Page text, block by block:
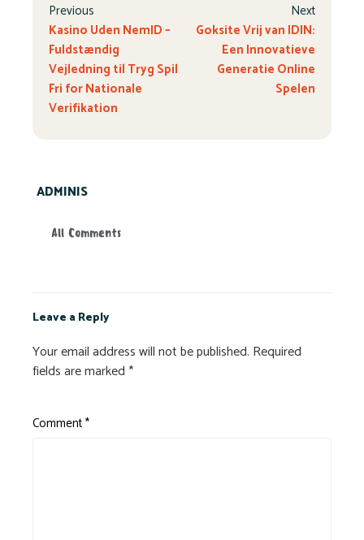
Previous
Kasino Uden NemID –
Fuldstændig
Vejledning til Tryg Spil
Fri for Nationale
Verifikation
Next
Goksite Vrij van IDIN:
Een Innovatieve
Generatie Online
Spelen
ADMINIS
All Comments
Leave a Reply
Your email address will not be published. Required
fields are marked *
Comment*